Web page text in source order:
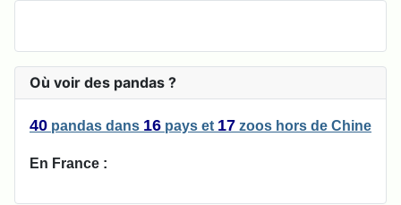
Où voir des pandas ?
40 pandas dans 16 pays et 17 zoos hors de Chine
En France :